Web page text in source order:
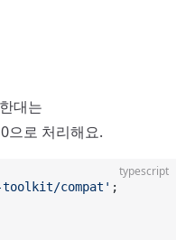
대는
으로 처리해요.
typescript
compat' ;